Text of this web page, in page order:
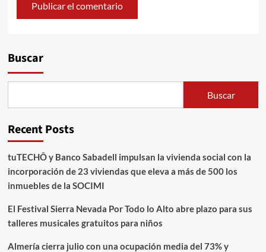
Buscar
Buscar
Recent Posts
tuTECHÔ y Banco Sabadell impulsan la vivienda social con la
incorporación de 23 viviendas que eleva a más de 500 los
inmuebles de la SOCIMI
El Festival Sierra Nevada Por Todo lo Alto abre plazo para sus
talleres musicales gratuitos para niños
Almería cierra julio con una ocupación media del 73% y